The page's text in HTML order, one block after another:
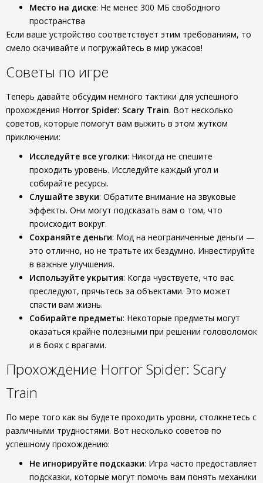
Место на диске: Не менее 300 МБ свободного
пространства
Если ваше устройство соответствует этим требованиям, то
смело скачивайте и погружайтесь в мир ужасов!
Советы по игре
Теперь давайте обсудим немного тактики для успешного
прохождения Horror Spider: Scary Train. Вот несколько
советов, которые помогут вам выжить в этом жутком
приключении:
Исследуйте все уголки: Никогда не спешите
проходить уровень. Исследуйте каждый угол и
собирайте ресурсы.
Слушайте звуки: Обратите внимание на звуковые
эффекты. Они могут подсказать вам о том, что
происходит вокруг.
Сохраняйте деньги: Мод на неограниченные деньги —
это отлично, но не тратьте их бездумно. Инвестируйте
в важные улучшения.
Используйте укрытия: Когда чувствуете, что вас
преследуют, прячьтесь за объектами. Это может
спасти вам жизнь.
Собирайте предметы: Некоторые предметы могут
оказаться крайне полезными при решении головоломок
и в боях с врагами.
Прохождение Horror Spider: Scary
Train
По мере того как вы будете проходить уровни, столкнетесь с
различными трудностями. Вот несколько советов по
успешному прохождению:
Не игнорируйте подсказки: Игра часто предоставляет
подсказки, которые могут помочь вам понять механики